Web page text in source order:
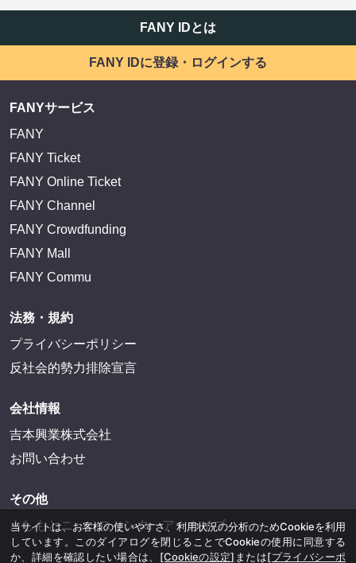
FANY IDとは
FANY IDに登録・ログインする
FANYサービス
FANY
FANY Ticket
FANY Online Ticket
FANY Channel
FANY Crowdfunding
FANY Mall
FANY Commu
法務・規約
プライバシーポリシー
反社会的勢力排除宣言
会社情報
吉本興業株式会社
お問い合わせ
その他
よしもとニュースセンターアーカイブ
当サイトは、お客様の使いやすさ、利用状況の分析のためCookieを利用
しています。このダイアログを閉じることでCookieの使用に同意する
か、詳細を確認したい場合は、 [Cookieの設定] または[プライバシーポ